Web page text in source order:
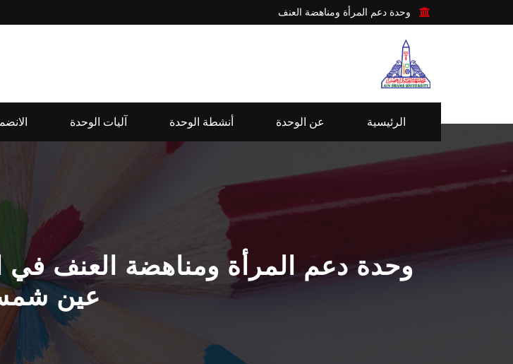
وحدة دعم المرأة ومناهضة العنف
الرئيسية عن الوحدة أنشطة الوحدة آليات الوحدة
وحدة دعم المرأة ومناهضة العنف في
عين